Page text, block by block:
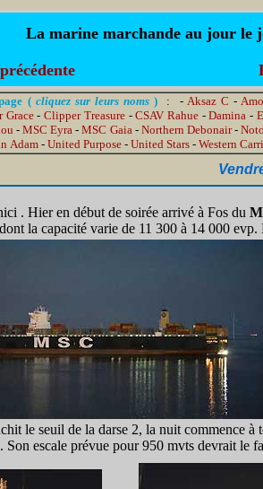
La marine marchande au jour le
(cliquez sur leurs noms) : - Aksaz C -
Grace-Clipper Treasure-CSAV Rahue -Damina -
-MSC Eyra -MSC Gaia- Northern Debonair-
Adam - United Purpose - United Stars - Western
. Hier en début de soirée arrivé à Fos du
la capacité varie de 11 300 à 14 000
le seuil de la darse 2, la nuit commence
Son escale prévue pour 950 mvts devrait le